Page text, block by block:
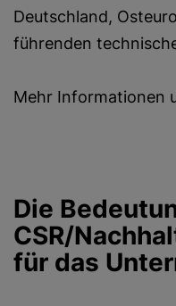
Deutschland,
führenden
Mehr Informationen
Die
CSR/
für das